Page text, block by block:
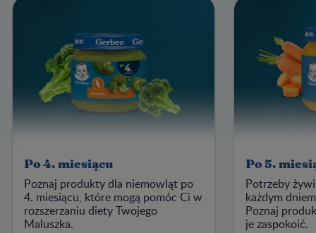
Po 4. miesiącu
Poznaj produkty dla niemowląt po
4. miesiącu, które mogą pomóc Ci w
rozszerzaniu diety Twojego
Maluszka.
Po 5.
Potrzeby
każdym
Poznaj
je zaspokoić.